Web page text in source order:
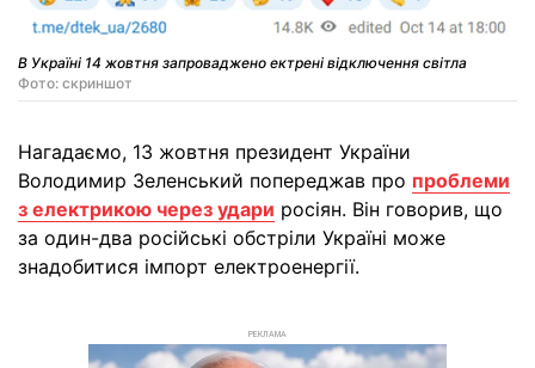
В Україні 14 жовтня запроваджено ектрені відключення світла
Фото: скриншот
Нагадаємо, 13 жовтня президент України
Володимир Зеленський попереджав про проблеми
з електрикою через удари росіян. Він говорив, що
за один-два російські обстріли Україні може
знадобитися імпорт електроенергії.
РЕКЛАМА